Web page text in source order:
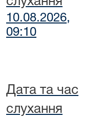
10.08.2026,
09:10
Дата та час
слухання